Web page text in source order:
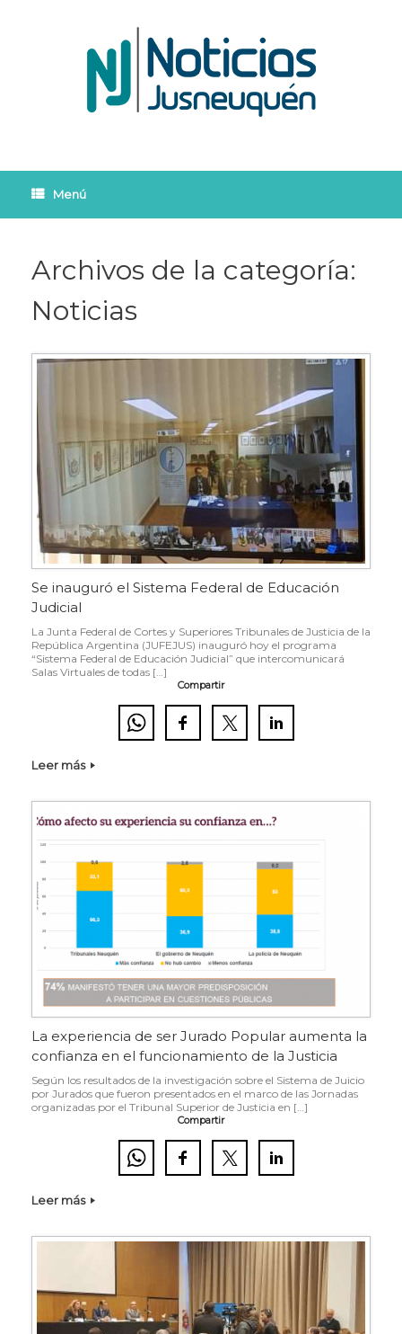
Menú
Archivos de la categoría:
Noticias
Se inauguró el Sistema Federal de Educación
Judicial
La Junta Federal de Cortes y Superiores Tribunales de Justicia de la
República Argentina (JUFEJUS) inauguró hoy el programa
“Sistema Federal de Educación Judicial” que intercomunicará
Salas Virtuales de todas […]
Compartir
Leer más
La experiencia de ser Jurado Popular aumenta la
confianza en el funcionamiento de la Justicia
Según los resultados de la investigación sobre el Sistema de Juicio
por Jurados que fueron presentados en el marco de las Jornadas
organizadas por el Tribunal Superior de Justicia en […]
Compartir
Leer más